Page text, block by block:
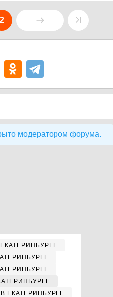
2
модератором форума.
ЕКАТЕРИНБУРГЕ